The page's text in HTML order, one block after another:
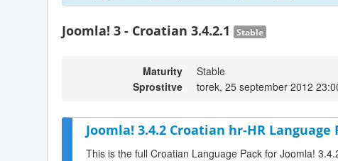
Joomla! 3 - Croatian 3.4.2.1 Stable
Maturity
Stable
Sprostitve
torek, 25 september 2012
Joomla! 3.4.2 Croatian hr-HR Language
This is the full Croatian Language Pack for Joomla!